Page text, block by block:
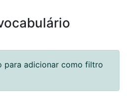
para adicionar como filtro